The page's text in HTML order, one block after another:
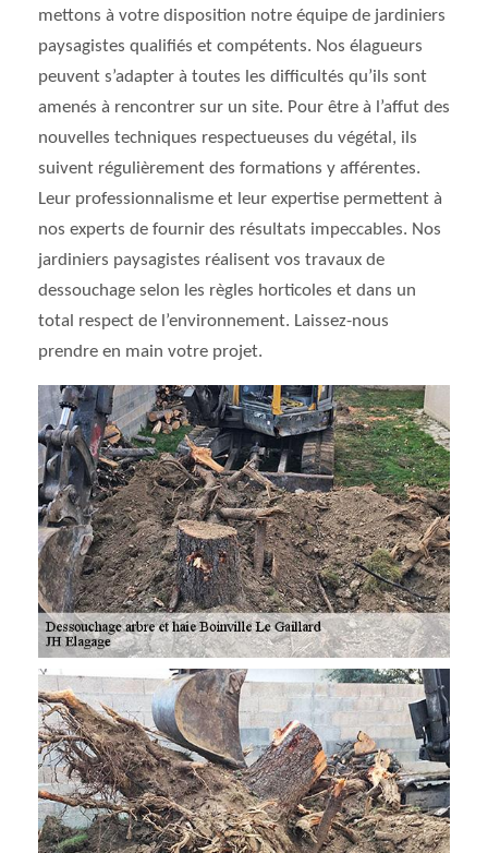
mettons à votre disposition notre équipe de jardiniers
paysagistes qualifiés et compétents. Nos élagueurs
peuvent s’adapter à toutes les difficultés qu’ils sont
amenés à rencontrer sur un site. Pour être à l’affut des
nouvelles techniques respectueuses du végétal, ils
suivent régulièrement des formations y afférentes.
Leur professionnalisme et leur expertise permettent à
nos experts de fournir des résultats impeccables. Nos
jardiniers paysagistes réalisent vos travaux de
dessouchage selon les règles horticoles et dans un
total respect de l’environnement. Laissez-nous
prendre en main votre projet.